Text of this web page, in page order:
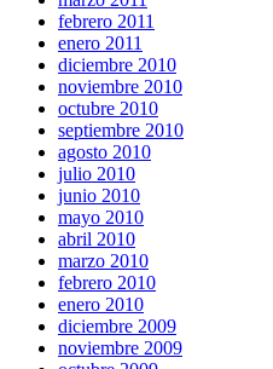
febrero 2011
enero 2011
diciembre 2010
noviembre 2010
octubre 2010
septiembre 2010
agosto 2010
julio 2010
junio 2010
mayo 2010
abril 2010
marzo 2010
febrero 2010
enero 2010
diciembre 2009
noviembre 2009